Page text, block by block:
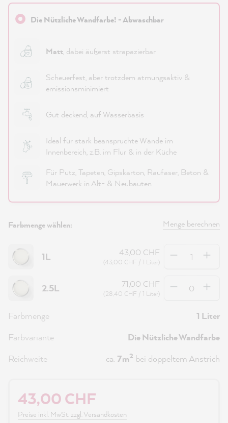
Die Nützliche Wandfarbe! - Abwaschbar
Matt, dabei äußerst strapazierbar
Scheuerfest, aber trotzdem atmungsaktiv &
emissionsminimiert
Gut deckend, auf Wasserbasis
Ideal für stark beanspruchte Wände im
Innenbereich, z.B. im Flur & in der Küche
Für Putz, Tapeten, Gipskarton, Raufaser, Beton &
Mauerwerk in Alt- & Neubauten
Farbmenge wählen: Menge berechnen
1L 43,00 CHF
(43,00 CHF / 1 Liter)
2.5L 71,00 CHF
(28,40 CHF / 1 Liter)
Farbmenge
1 Liter
Farbvariante
Die Nützliche Wandfarbe
Reichweite
ca. 7m2 bei doppeltem Anstrich
43,00 CHF
Preise inkl. MwSt. zzgl. Versandkosten